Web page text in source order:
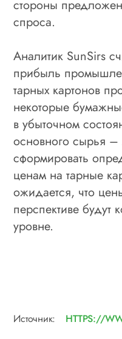
стороны
спроса.
Аналитик SunSirs
прибыль
тарных картонов
некоторые
в убыточном
основного сырья –
сформировать
ценам на тарные
ожидается, что
перспективе будут
уровне.
Источник: HTTPS://